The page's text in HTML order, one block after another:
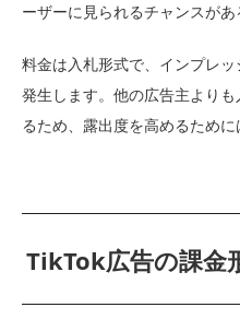
ーザーに見られるチャンスがあ
料金は入札形式で、インプレ
発生します。他の広告主より
るため、露出度を高めるために
TikTok広告の課金